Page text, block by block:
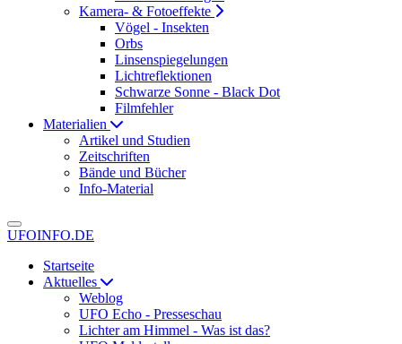
Kamera- & Fotoeffekte
Vögel - Insekten
Orbs
Linsenspiegelungen
Lichtreflektionen
Schwarze Sonne - Black Dot
Filmfehler
Materialien
Artikel und Studien
Zeitschriften
Bände und Bücher
Info-Material
UFOINFO.DE
Startseite
Aktuelles
Weblog
UFO Echo - Presseschau
Lichter am Himmel - Was ist das?